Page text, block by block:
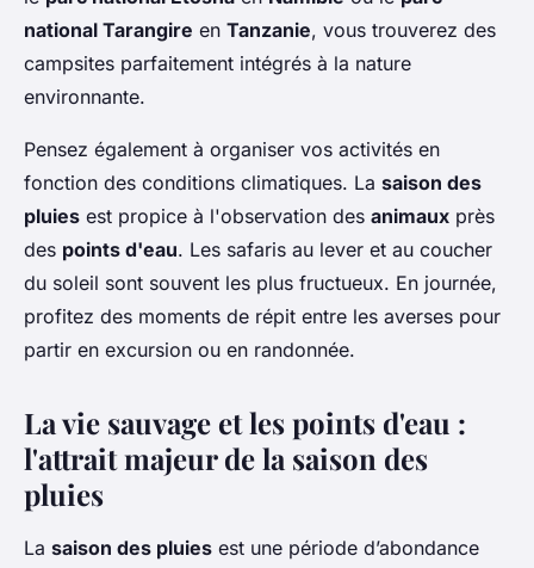
national Tarangire en Tanzanie, vous trouverez des
campsites parfaitement intégrés à la nature
environnante.
Pensez également à organiser vos activités en
fonction des conditions climatiques. La saison des
pluies est propice à l'observation des animaux près
des points d'eau. Les safaris au lever et au coucher
du soleil sont souvent les plus fructueux. En journée,
profitez des moments de répit entre les averses pour
partir en excursion ou en randonnée.
La vie sauvage et les points d'eau :
l'attrait majeur de la saison des
pluies
La saison des pluies est une période d’abondance